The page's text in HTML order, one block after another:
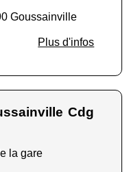
Goussainville
Plus d'infos
Cdg
la gare